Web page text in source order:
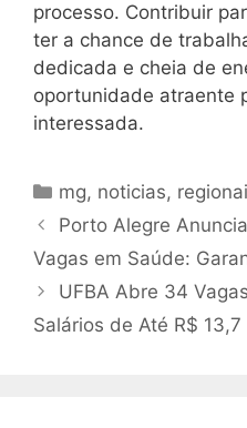
processo. Contribuir
ter a chance de
dedicada e cheia de
oportunidade atraente
interessada.
Categorias
mg, noticias,
Porto Alegre
Vagas em Saúde:
UFBA Abre 34
Salários de Até R$